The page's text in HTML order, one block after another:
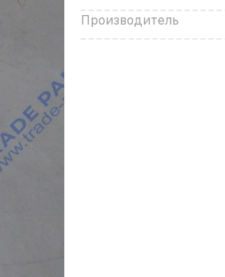
Производитель